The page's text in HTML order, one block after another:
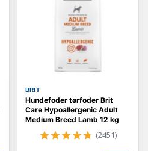
BRIT
Hundefoder tørfoder Brit
Care Hypoallergenic Adult
Medium Breed Lamb 12 kg
(2451)